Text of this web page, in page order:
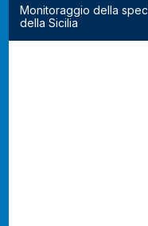
Monitoraggio della
della Sicilia